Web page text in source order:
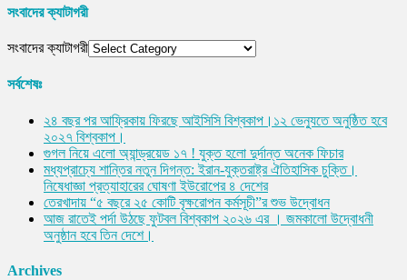
সংবাদের ক্যাটাগরী
সংবাদের ক্যাটাগরী
সর্বশেষঃ
২৪ বছর পর আফ্রিকায় ফিরছে আইসিসি বিশ্বকাপ।১২ ভেন্যুতে অনুষ্ঠিত হবে
২০২৭ বিশ্বকাপ।
গুগল নিয়ে এলো অ্যান্ড্রয়েড ১৭ ! যুক্ত হলো দুর্দান্ত অনেক ফিচার
মধ্যপ্রাচ্যে শান্তির নতুন দিগন্ত: ইরান-যুক্তরাষ্ট্র ঐতিহাসিক চুক্তি।
নিষেধাজ্ঞা প্রত্যাহারের ঘোষণা ইউরোপের ৪ দেশের
তেরখাদায় “৫ বছরে ২৫ কোটি বৃক্ষরোপন কর্মসূচী”র শুভ উদ্বোধন
আজ রাতেই পর্দা উঠছে ফুটবল বিশ্বকাপ ২০২৬ এর । জমকালো উদ্বোধনী
অনুষ্ঠান হবে তিন দেশে।
Archives